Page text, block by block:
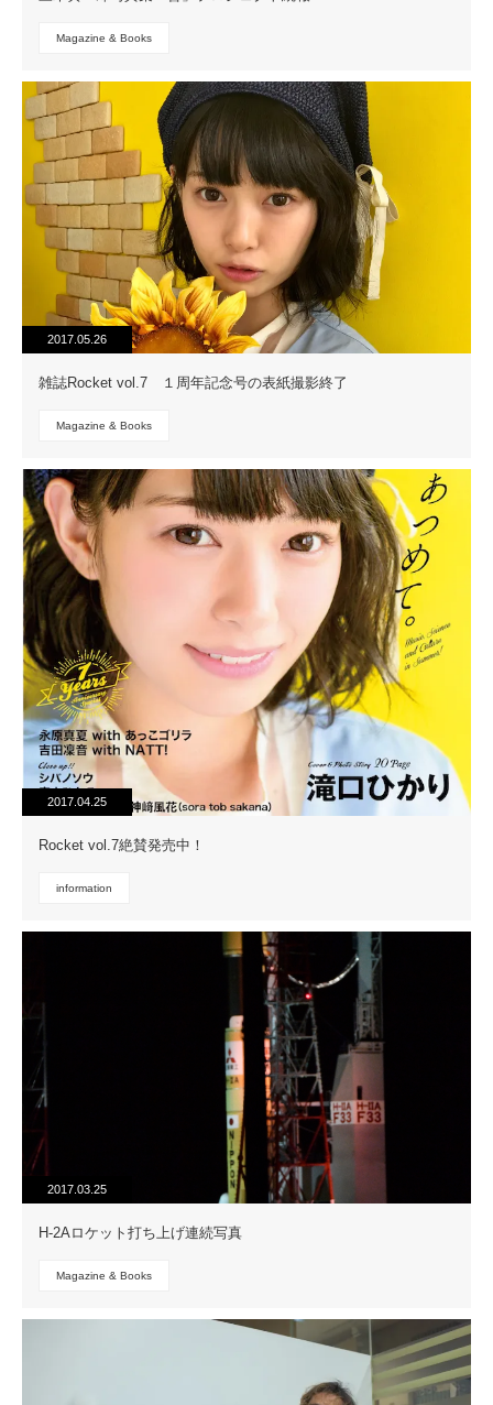
Magazine & Books
2017.05.26
雑誌Rocket vol.7 １周年記念号の表紙撮影終了
Magazine & Books
2017.04.25
Rocket vol.7絶賛発売中！
information
2017.03.25
H-2Aロケット打ち上げ連続写真
Magazine & Books